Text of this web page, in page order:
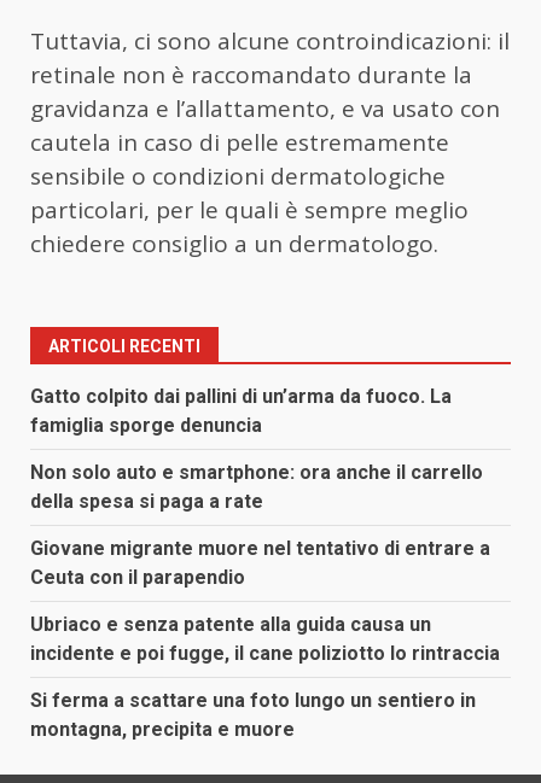
Tuttavia, ci sono alcune controindicazioni: il
retinale non è raccomandato durante la
gravidanza e l’allattamento, e va usato con
cautela in caso di pelle estremamente
sensibile o condizioni dermatologiche
particolari, per le quali è sempre meglio
chiedere consiglio a un dermatologo.
ARTICOLI RECENTI
Gatto colpito dai pallini di un’arma da fuoco. La
famiglia sporge denuncia
Non solo auto e smartphone: ora anche il carrello
della spesa si paga a rate
Giovane migrante muore nel tentativo di entrare a
Ceuta con il parapendio
Ubriaco e senza patente alla guida causa un
incidente e poi fugge, il cane poliziotto lo rintraccia
Si ferma a scattare una foto lungo un sentiero in
montagna, precipita e muore